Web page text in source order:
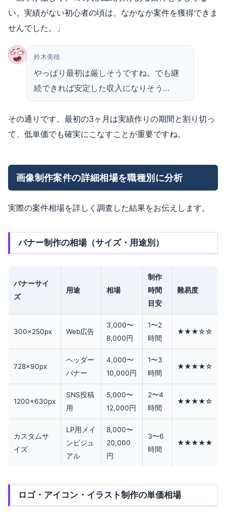
い。実績がない初心者の頃は、なかなか案件を獲得できま
せんでした。」
鈴木美穂
やっぱり最初は厳しそうですね。でも継
続できれば安定した収入になりそう…
その通りです。最初の3ヶ月は実績作りの期間と割り切っ
て、低単価でも確実にこなすことが重要ですね。
画像制作案件の詳細相場を職種別に分析
実際の案件相場を詳しく調査した結果をお伝えします。
バナー制作の相場（サイズ・用途別）
バナーサイ
ズ
用途 相場
制作
時間
目安
難易度
300×250px Web広告
3,000〜
8,000円
1〜2
時間
★★★☆☆
728×90px
ヘッダー
バナー
4,000〜
10,000円
1〜3
時間
★★★★☆
1200×630px
SNS投稿
用
5,000〜
12,000円
2〜4
時間
★★★★☆
カスタムサ
イズ
LP用メイ
ンビジュ
アル
8,000〜
20,000
円
3〜6
時間
★★★★★
ロゴ・アイコン・イラスト制作の単価相場